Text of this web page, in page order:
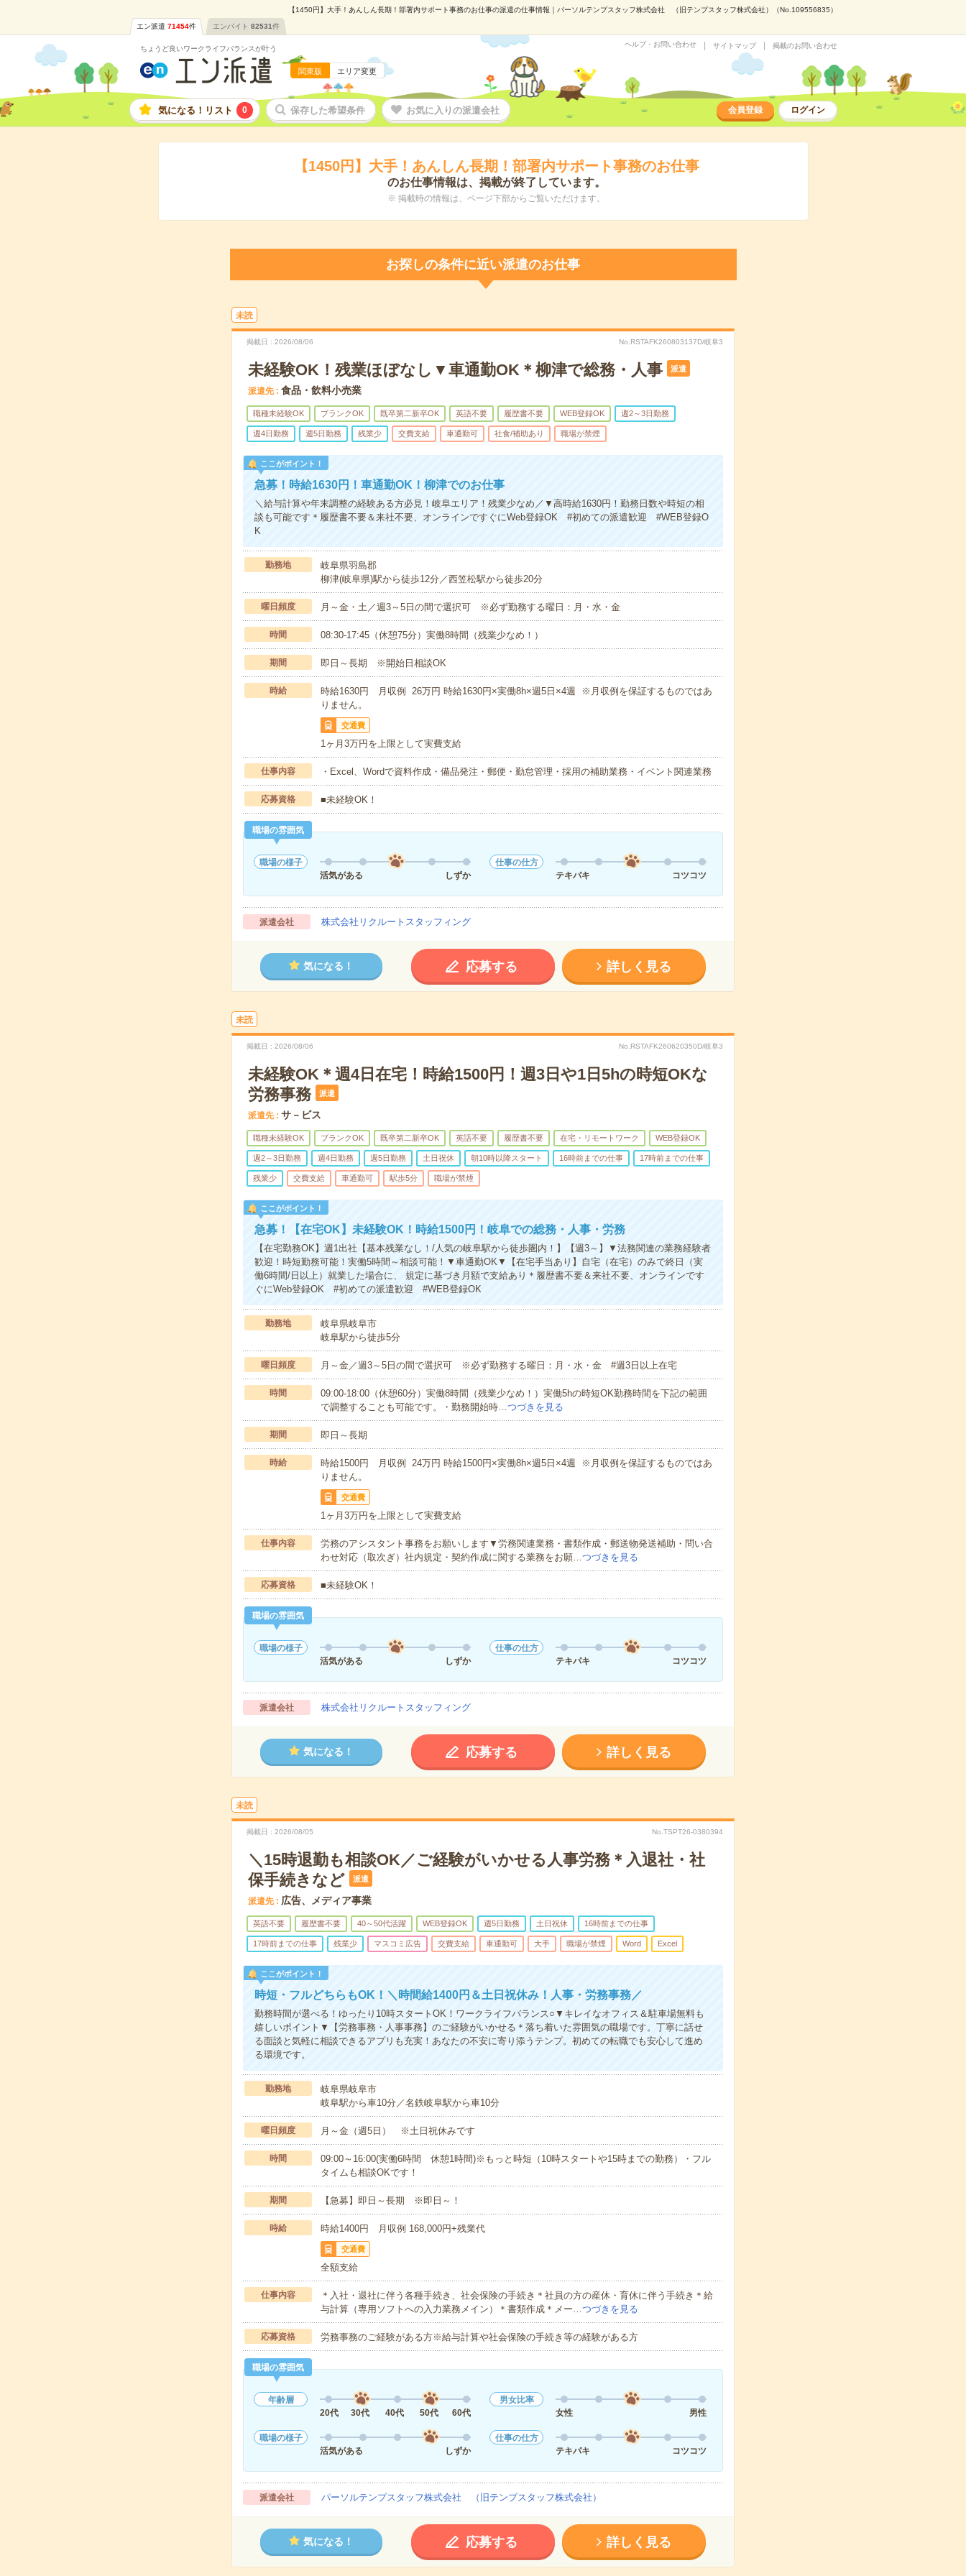
【1450円】大手！あんしん長期！部署内サポート事務のお仕事の派遣の仕事情報｜パーソルテンプスタッフ株式会社 （旧テンプスタッフ株式会社）（No.109556835）
エン派遣 71454件 エンバイト 82531件
ちょうど良いワークライフバランスが叶う
関東版 エリア変更
ヘルプ・お問い合わせ サイトマップ 掲載のお問い合わせ
気になる！リスト 0 保存した希望条件 お気に入りの派遣会社 会員登録 ログイン
【1450円】大手！あんしん長期！部署内サポート事務のお仕事
のお仕事情報は、掲載が終了しています。
※ 掲載時の情報は、ページ下部からご覧いただけます。
お探しの条件に近い派遣のお仕事
未読
掲載日 2026/08/06 No.RSTAFK260803137D/岐阜3
未経験OK！残業ほぼなし▼車通勤OK＊柳津で総務・人事 派遣
派遣先 食品・飲料小売業
職種未経験OK ブランクOK 既卒第二新卒OK 英語不要 履歴書不要 WEB登録OK 週2～3日勤務
週4日勤務 週5日勤務 残業少 交費支給 車通勤可 社食/補助あり 職場が禁煙
ここがポイント！
急募！時給1630円！車通勤OK！柳津でのお仕事
＼給与計算や年末調整の経験ある方必見！岐阜エリア！残業少なめ／▼高時給1630円！勤務日数や時短の相
談も可能です＊履歴書不要＆来社不要、オンラインですぐにWeb登録OK #初めての派遣歓迎 #WEB登録O
K
勤務地
岐阜県羽島郡
柳津(岐阜県)駅から徒歩12分／西笠松駅から徒歩20分
曜日頻度 月～金・土／週3～5日の間で選択可 ※必ず勤務する曜日：月・水・金
時間 08:30-17:45（休憩75分）実働8時間（残業少なめ！）
期間 即日～長期 ※開始日相談OK
時給
時給1630円 月収例 26万円 時給1630円×実働8h×週5日×4週 ※月収例を保証するものではあ
りません。
交通費
1ヶ月3万円を上限として実費支給
仕事内容 ・Excel、Wordで資料作成・備品発注・郵便・勤怠管理・採用の補助業務・イベント関連業務
応募資格 ■未経験OK！
職場の雰囲気
職場の様子
活気がある
しずか
仕事の仕方
テキパキ
コツコツ
派遣会社 株式会社リクルートスタッフィング
気になる！ 応募する 詳しく見る
未読
掲載日 2026/08/06 No.RSTAFK260620350D/岐阜3
未経験OK＊週4日在宅！時給1500円！週3日や1日5hの時短OKな
労務事務
派遣
派遣先 サ－ビス
職種未経験OK ブランクOK 既卒第二新卒OK 英語不要 履歴書不要 在宅・リモートワーク WEB登録OK
週2～3日勤務 週4日勤務 週5日勤務 土日祝休 朝10時以降スタート 16時前までの仕事 17時前までの仕事
残業少 交費支給 車通勤可 駅歩5分 職場が禁煙
ここがポイント！
急募！【在宅OK】未経験OK！時給1500円！岐阜での総務・人事・労務
【在宅勤務OK】週1出社【基本残業なし！/人気の岐阜駅から徒歩圏内！】【週3～】▼法務関連の業務経験者
歓迎！時短勤務可能！実働5時間～相談可能！▼車通勤OK▼【在宅手当あり】自宅（在宅）のみで終日（実
働6時間/日以上）就業した場合に、 規定に基づき月額で支給あり＊履歴書不要＆来社不要、オンラインです
ぐにWeb登録OK #初めての派遣歓迎 #WEB登録OK
勤務地
岐阜県岐阜市
岐阜駅から徒歩5分
曜日頻度 月～金／週3～5日の間で選択可 ※必ず勤務する曜日：月・水・金 #週3日以上在宅
時間
09:00-18:00（休憩60分）実働8時間（残業少なめ！）実働5hの時短OK勤務時間を下記の範囲
で調整することも可能です。・勤務開始時…つづきを見る
期間 即日～長期
時給
時給1500円 月収例 24万円 時給1500円×実働8h×週5日×4週 ※月収例を保証するものではあ
りません。
交通費
1ヶ月3万円を上限として実費支給
仕事内容
労務のアシスタント事務をお願いします▼労務関連業務・書類作成・郵送物発送補助・問い合
わせ対応（取次ぎ）社内規定・契約作成に関する業務をお願…つづきを見る
応募資格 ■未経験OK！
職場の雰囲気
職場の様子
活気がある
しずか
仕事の仕方
テキパキ
コツコツ
派遣会社 株式会社リクルートスタッフィング
気になる！ 応募する 詳しく見る
未読
掲載日 2026/08/05 No.TSPT26-0380394
＼15時退勤も相談OK／ご経験がいかせる人事労務＊入退社・社
保手続きなど
派遣
派遣先 広告、メディア事業
英語不要 履歴書不要 40～50代活躍 WEB登録OK 週5日勤務 土日祝休 16時前までの仕事
17時前までの仕事 残業少 マスコミ広告 交費支給 車通勤可 大手 職場が禁煙 Word Excel
ここがポイント！
時短・フルどちらもOK！＼時間給1400円＆土日祝休み！人事・労務事務／
勤務時間が選べる！ゆったり10時スタートOK！ワークライフバランス○▼キレイなオフィス＆駐車場無料も
嬉しいポイント▼【労務事務・人事事務】のご経験がいかせる＊落ち着いた雰囲気の職場です。丁寧に話せ
る面談と気軽に相談できるアプリも充実！あなたの不安に寄り添うテンプ。初めての転職でも安心して進め
る環境です。
勤務地
岐阜県岐阜市
岐阜駅から車10分／名鉄岐阜駅から車10分
曜日頻度 月～金（週5日） ※土日祝休みです
時間
09:00～16:00(実働6時間 休憩1時間)※もっと時短（10時スタートや15時までの勤務）・フル
タイムも相談OKです！
期間 【急募】即日～長期 ※即日～！
時給 時給1400円 月収例 168,000円+残業代
交通費
全額支給
仕事内容
＊入社・退社に伴う各種手続き、社会保険の手続き＊社員の方の産休・育休に伴う手続き＊給
与計算（専用ソフトへの入力業務メイン）＊書類作成＊メー…つづきを見る
応募資格 労務事務のご経験がある方※給与計算や社会保険の手続き等の経験がある方
職場の雰囲気
年齢層
20代
30代 40代 50代 60代
男女比率
女性
男性
職場の様子
活気がある
しずか
仕事の仕方
テキパキ
コツコツ
派遣会社 パーソルテンプスタッフ株式会社 （旧テンプスタッフ株式会社）
気になる！ 応募する 詳しく見る